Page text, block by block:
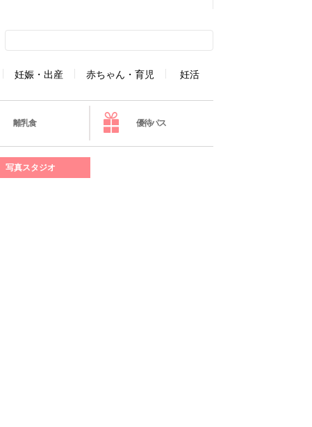
妊娠・出産 赤ちゃん・育児 妊活
離乳食 優待パス
写真スタジオ